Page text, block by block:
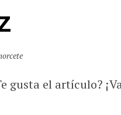
gusta el artículo?